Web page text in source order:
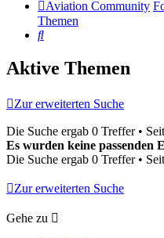
Aviation Community
Themen
Suche
Aktive Themen
Zur erweiterten Suche
Die Suche ergab 0 Treffer •
Es wurden keine passenden
Die Suche ergab 0 Treffer •
Zur erweiterten Suche
Gehe zu